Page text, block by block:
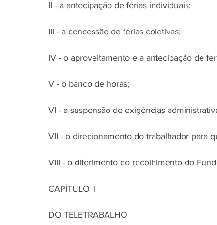
II - a antecipação de férias individuais;
III - a concessão de férias coletivas;
IV - o aproveitamento e a antecipação de
V - o banco de horas;
VI - a suspensão de exigências
VII - o direcionamento do trabalhador para
VIII - o diferimento do recolhimento do
CAPÍTULO II
DO TELETRABALHO